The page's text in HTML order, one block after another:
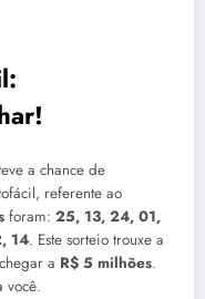
a chance de
referente ao
foram: 25, 13, 24, 01,
14. Este sorteio trouxe a
a R$ 5 milhões.
você.